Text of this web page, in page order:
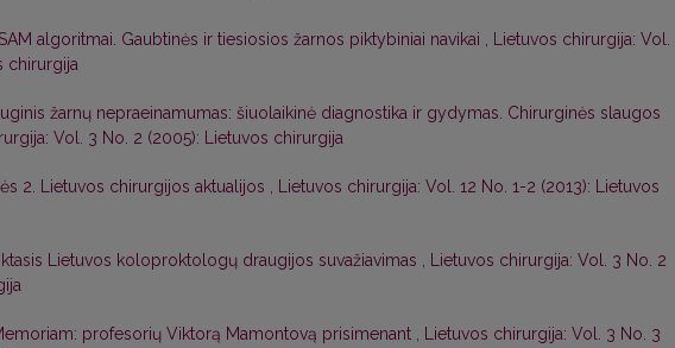
algoritmai. Gaubtinės ir tiesiosios žarnos piktybiniai navikai , Lietuvos chirurgija: Vol.
chirurgija
žarnų nepraeinamumas: šiuolaikinė diagnostika ir gydymas. Chirurginės slaugos
Vol. 3 No. 2 (2005): Lietuvos chirurgija
2. Lietuvos chirurgijos aktualijos , Lietuvos chirurgija: Vol. 12 No. 1-2 (2013): Lietuvos
Lietuvos koloproktologų draugijos suvažiavimas , Lietuvos chirurgija: Vol. 3 No. 2
profesorių Viktorą Mamontovą prisimenant , Lietuvos chirurgija: Vol. 3 No. 3